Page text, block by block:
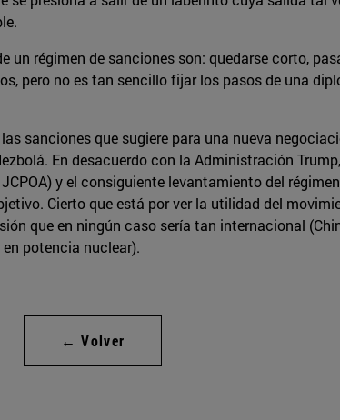
régimen de sanciones son: quedarse corto,
pero no es tan sencillo fijar los pasos de una
sanciones que sugiere para una nueva
En desacuerdo con la Administración
y el consiguiente levantamiento del
Cierto que está por ver la utilidad del
que en ningún caso sería tan internacional
potencia nuclear).
← Volver